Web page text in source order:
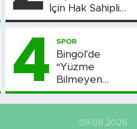
İçin Hak Sahipliği
Askı Süreci
4 SPOR
Bingöl'de
“Yüzme
Bilmeyen
Kalmasın”
Projesi Devam
Ediyor
09.08.2026